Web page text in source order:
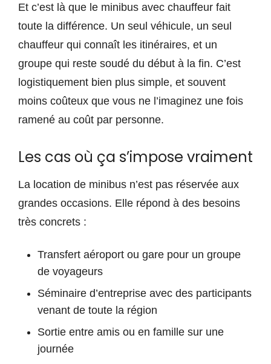
Et c’est là que le minibus avec chauffeur fait
toute la différence. Un seul véhicule, un seul
chauffeur qui connaît les itinéraires, et un
groupe qui reste soudé du début à la fin. C’est
logistiquement bien plus simple, et souvent
moins coûteux que vous ne l’imaginez une fois
ramené au coût par personne.
Les cas où ça s’impose vraiment
La location de minibus n’est pas réservée aux
grandes occasions. Elle répond à des besoins
très concrets :
Transfert aéroport ou gare pour un groupe
de voyageurs
Séminaire d’entreprise avec des participants
venant de toute la région
Sortie entre amis ou en famille sur une
journée